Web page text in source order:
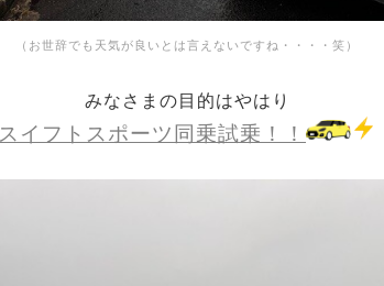
（お世辞でも天気が良いとは言えないですね・・・・笑）
みなさまの目的はやはり
スイフトスポーツ同乗試乗！！